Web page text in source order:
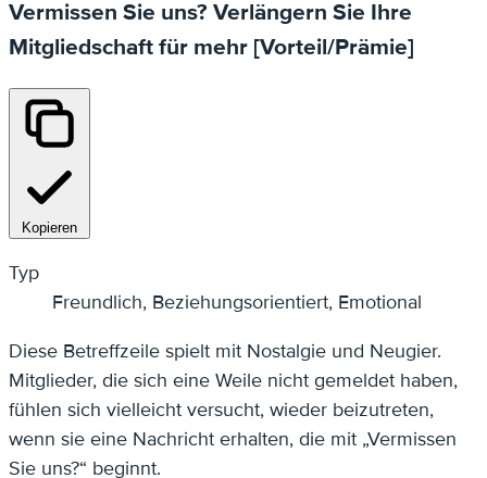
Vermissen Sie uns? Verlängern Sie Ihre
Mitgliedschaft für mehr [Vorteil/Prämie]
Kopieren
Typ
Freundlich, Beziehungsorientiert, Emotional
Diese Betreffzeile spielt mit Nostalgie und Neugier.
Mitglieder, die sich eine Weile nicht gemeldet haben,
fühlen sich vielleicht versucht, wieder beizutreten,
wenn sie eine Nachricht erhalten, die mit „Vermissen
Sie uns?“ beginnt.